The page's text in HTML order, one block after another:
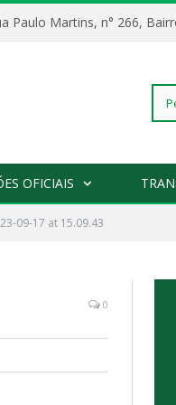
Paulo Martins, n° 266,
OFICIAIS
09-17 at 15.09.43
0